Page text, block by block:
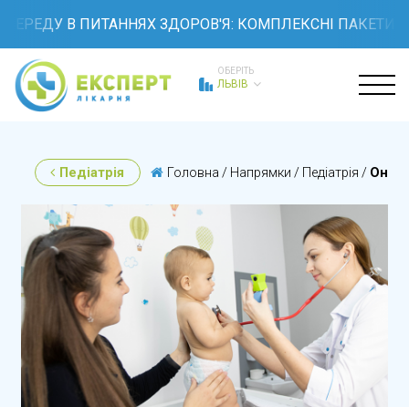
В ПИТАННЯХ ЗДОРОВ'Я: КОМПЛЕКСНІ ПАКЕТИ
ОБЕРІТЬ
ЛЬВІВ
Педіатрія Головна / Напрямки / Педіатрія / Он-